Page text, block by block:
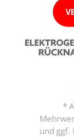
*
und ggf.